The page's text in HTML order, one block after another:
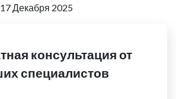
Декабря 2025
консультация от
специалистов